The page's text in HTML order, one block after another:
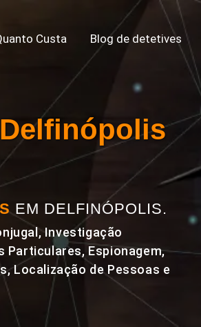
Custa Blog de detetives
EM DELFINÓPOLIS.
Investigação
Particulares, Espionagem,
Localização de Pessoas e